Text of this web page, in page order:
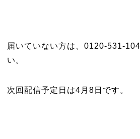
届いていない方は、0120-531-
い。
次回配信予定日は4月8日です。